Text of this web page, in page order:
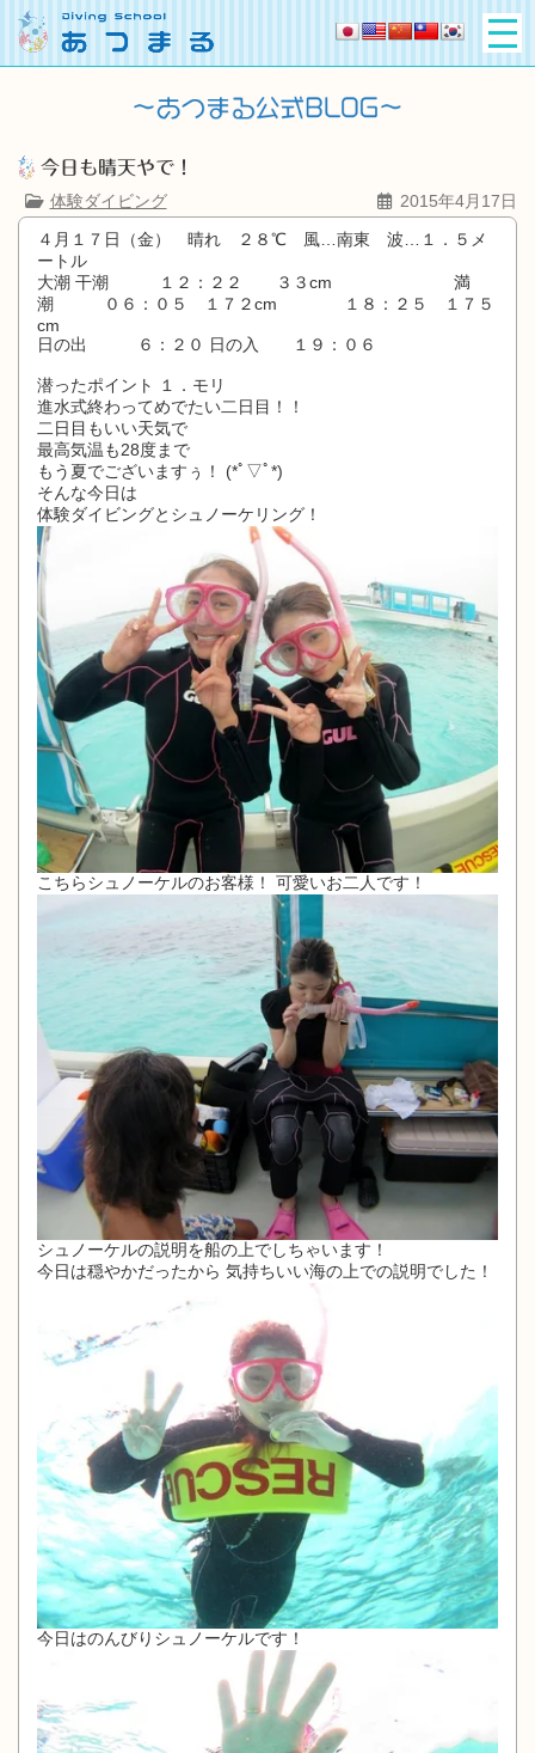
今日も晴天やで！
体験ダイビング
2015年4月17日
４月１７日（金） 晴れ ２８℃ 風…南東 波…１．５メ
ートル
大潮 干潮 １２：２２ ３３cm 満
潮 ０６：０５ １７２cm １８：２５ １７５
cm
日の出 ６：２０ 日の入 １９：０６
潜ったポイント １．モリ
進水式終わってめでたい二日目！！
二日目もいい天気で
最高気温も28度まで
もう夏でございますぅ！ (*ﾟ▽ﾟ*)
そんな今日は
体験ダイビングとシュノーケリング！
こちらシュノーケルのお客様！ 可愛いお二人です！
シュノーケルの説明を船の上でしちゃいます！
今日は穏やかだったから 気持ちいい海の上での説明でした！
今日はのんびりシュノーケルです！